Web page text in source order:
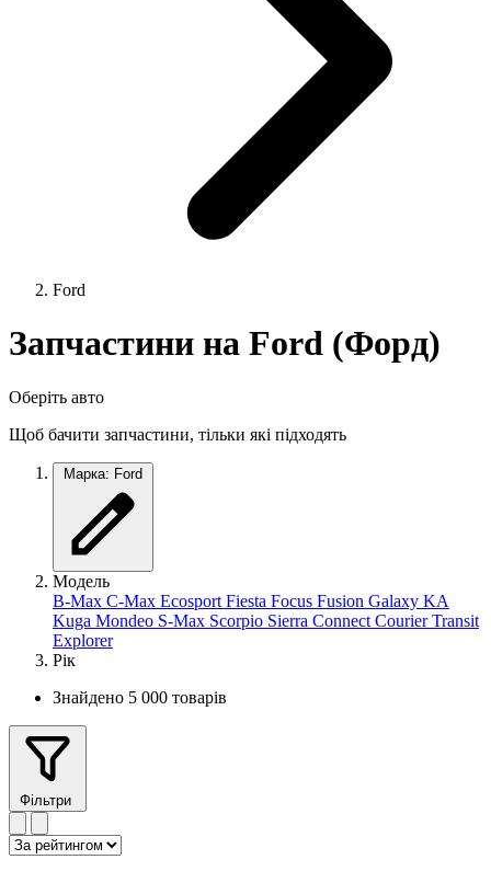
Ford
Запчастини на Ford (Форд)
Оберіть авто
Щоб бачити запчастини, тільки які підходять
Марка: Ford
Модель
B-Max C-Max Ecosport Fiesta Focus Fusion Galaxy KA
Kuga Mondeo S-Max Scorpio Sierra Connect CourierTransit
Explorer
Рік
Знайдено 5 000 товарів
Фільтри